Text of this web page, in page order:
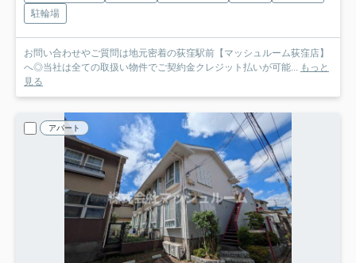
駐輪場
お問い合わせやご質問は地元密着の荻窪駅前【マッシュルーム荻窪店】
へ◎当社は全ての取扱い物件でご契約金クレジット払いが可能... もっと
見る
アパート